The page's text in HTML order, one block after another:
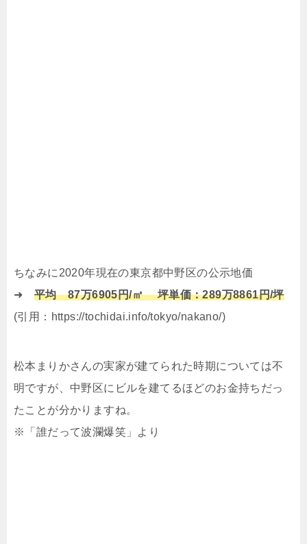
ちなみに2020年現在の東京都中野区の公示地価
➜ 平均 87万6905円/㎡ 坪単価：289万8861円/坪
(引用：https://tochidai.info/tokyo/nakano/)
松本まりかさんの実家が建てられた時期については不
明ですが、中野区にビルを建てるほどのお金持ちだっ
たことが分かりますね。
※「誰だって波瀾爆笑」より